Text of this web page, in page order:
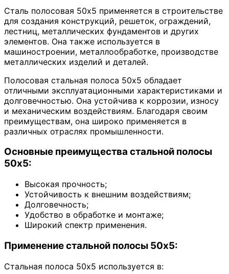
Сталь полосовая 50х5 применяется в строительстве
для создания конструкций, решеток, ограждений,
лестниц, металлических фундаментов и других
элементов. Она также используется в
машиностроении, металлообработке, производстве
металлических изделий и деталей.
Полосовая стальная полоса 50х5 обладает
отличными эксплуатационными характеристиками и
долговечностью. Она устойчива к коррозии, износу
и механическим воздействиям. Благодаря своим
преимуществам, она широко применяется в
различных отраслях промышленности.
Основные преимущества стальной полосы
50х5:
Высокая прочность;
Устойчивость к внешним воздействиям;
Долговечность;
Удобство в обработке и монтаже;
Широкий спектр применения.
Применение стальной полосы 50х5:
Стальная полоса 50х5 используется в: